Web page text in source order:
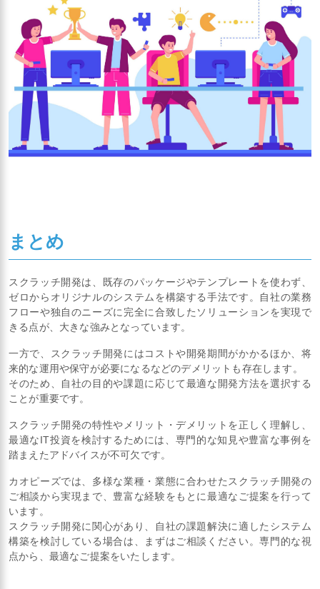
まとめ
スクラッチ開発は、既存のパッケージやテンプレートを使わず、
ゼロからオリジナルのシステムを構築する手法です。自社の業務
フローや独自のニーズに完全に合致したソリューションを実現で
きる点が、大きな強みとなっています。
一方で、スクラッチ開発にはコストや開発期間がかかるほか、将
来的な運用や保守が必要になるなどのデメリットも存在します。
そのため、自社の目的や課題に応じて最適な開発方法を選択する
ことが重要です。
スクラッチ開発の特性やメリット・デメリットを正しく理解し、
最適なIT投資を検討するためには、専門的な知見や豊富な事例を
踏まえたアドバイスが不可欠です。
カオピーズでは、多様な業種・業態に合わせたスクラッチ開発の
ご相談から実現まで、豊富な経験をもとに最適なご提案を行って
います。
スクラッチ開発に関心があり、自社の課題解決に適したシステム
構築を検討している場合は、まずはご相談ください。専門的な視
点から、最適なご提案をいたします。